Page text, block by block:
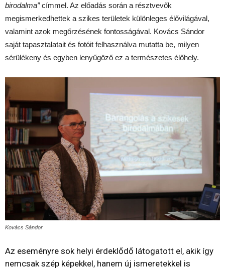
birodalma”címmel. Az előadás során a résztvevők
megismerkedhettek a szikes területek különleges élővilágával,
valamint azok megőrzésének fontosságával. Kovács Sándor
saját tapasztalatait és fotóit felhasználva mutatta be, milyen
sérülékeny és egyben lenyűgöző ez a természetes élőhely.
Kovács Sándor
Az eseményre sok helyi érdeklődő látogatott el, akik így
nemcsak szép képekkel, hanem új ismeretekkel is